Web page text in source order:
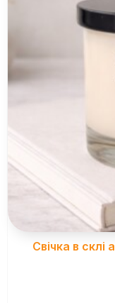
Свічка в